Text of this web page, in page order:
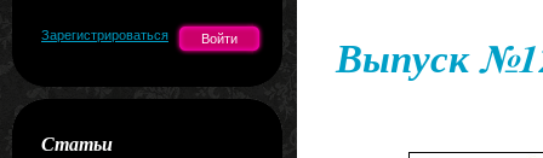
Зарегистрироваться
Статьи
Выпуск